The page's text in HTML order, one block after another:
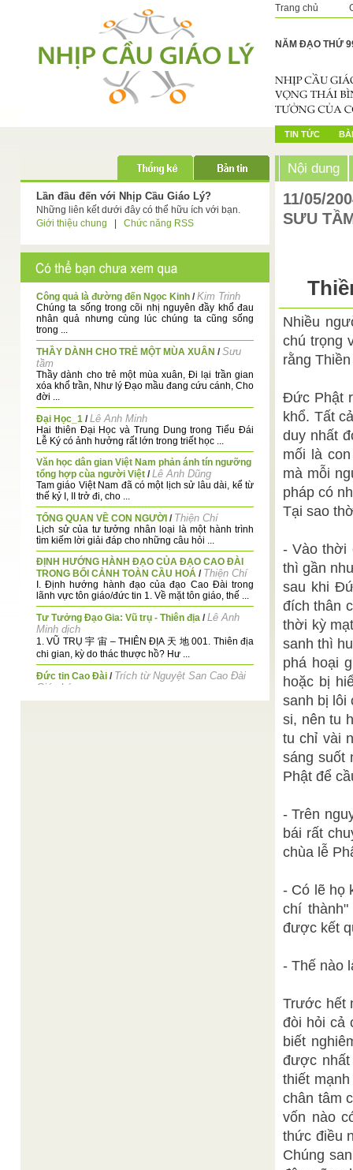
Trang chủ
NĂM ĐẠO THỨ
TIN TỨC
Lần đầu đến với Nhịp Cầu Giáo Lý?
Những liên kết dưới đây có thể hữu ích với bạn.
Giới thiệu chung
Chức năng RSS
Công quả là đường đến Ngọc Kinh /Kim Trinh
Chúng ta sống trong cõi nhị nguyên đầy khổ đau
nhân quả nhưng cùng lúc chúng ta cũng sống
trong ...
THẦY DÀNH CHO TRẺ MỘT MÙA XUÂN /Sưu
tầm
Thầy dành cho trẻ một mùa xuân, Đi lại trần gian
xóa khổ trần, Như lý Đạo mầu đang cứu cánh, Cho
đời ...
Đại Học_1 /Lê Anh Minh
Hai thiên Đại Học và Trung Dung trong Tiểu Đái
Lễ Ký có ảnh hưởng rất lớn trong triết học ...
Văn học dân gian Việt Nam phản ánh tín ngưỡng
tổng hợp cùa người Việt /Lê Anh Dũng
Tam giáo Việt Nam đã có một lịch sử lâu dài, kể từ
thế kỷ I, II trở đi, cho ...
TỔNG QUAN VỀ CON NGƯỜI / Thiện Chí
Lịch sử của tư tưởng nhân loại là một hành trình
tìm kiếm lời giải đáp cho những câu hỏi ...
ĐỊNH HƯỚNG HÀNH ĐẠO CỦA ĐẠO CAO ĐÀI
TRONG BỐI CẢNH TOÀN CẦU HOÁ / Thiện Chí
I. Định hướng hành đạo của đạo Cao Đài trong
lãnh vực tôn giáo/đức tin 1. Về mặt tôn giáo, thế ...
Tư Tưởng Đạo Gia: Vũ trụ - Thiên địa /Lê Anh
Minh dịch
1. VŨ TRỤ 宇 宙 – THIÊN ĐỊA 天 地 001. Thiên địa
chi gian, kỳ do thác thược hồ? Hư ...
Đức tin Cao Đài / Trích từ Nguyệt San Cao Đài
Giáo Lý
Đức tin Cao Đài không chỉ để sùng kính hằng
Nội dung
11/05/
SƯU
Nhiều
chú trọng
rằng
Đức Phật
khổ. Tất
duy nhất
mối là
mà mỗi
pháp có
Tại sao
- Vào thời
thì gần
sau khi
đích thân
thời kỳ
sanh thì
phá hoại
hoặc bị
sanh bị lôi
si, nên tu
tu chỉ vài
sáng suốt
Phật để
- Trên
bái rất
chùa lễ
- Có lẽ họ
chí
được kết
- Thế nào
Trước hết
đòi hỏi cả
biết
được
thiết
chân tâm
vốn nào
thức điều
Chúng